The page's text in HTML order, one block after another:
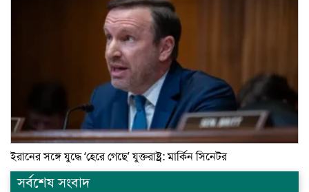
ইরানের সঙ্গে যুদ্ধে ‘হেরে গেছে’ যুক্তরাষ্ট্র: মার্কিন সিনেটর
সর্বশেষ সংবাদ